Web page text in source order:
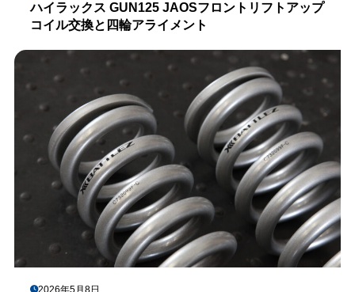
ハイラックス GUN125 JAOSフロントリフトアップ
コイル交換と四輪アライメント
2026年5月8日